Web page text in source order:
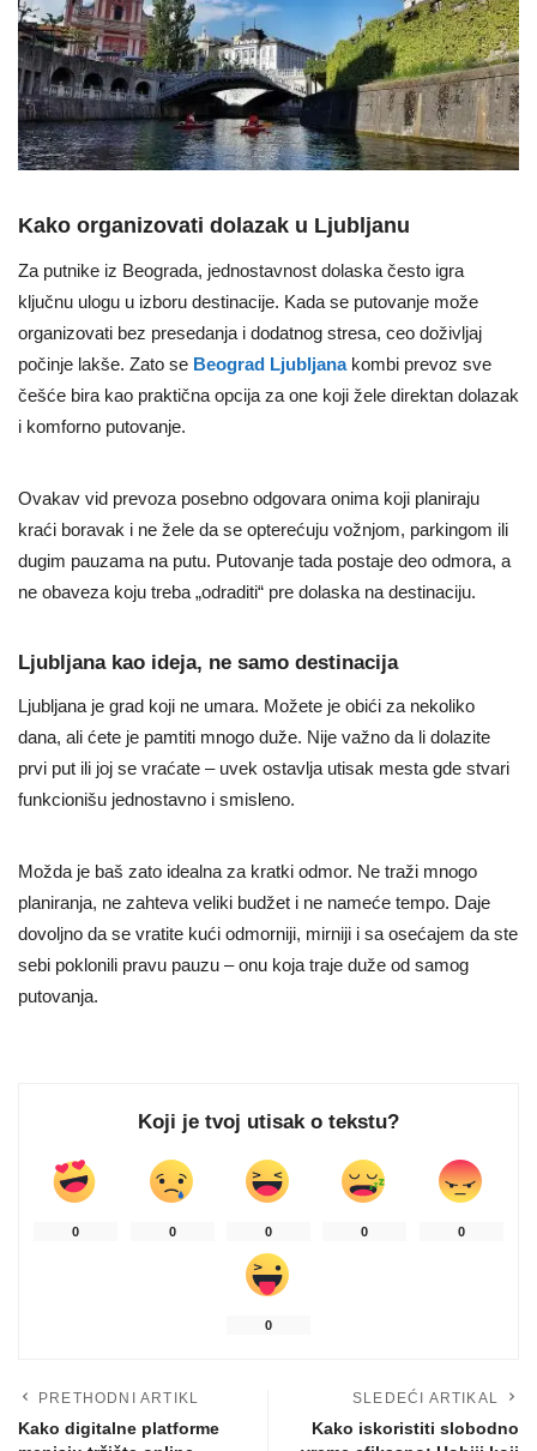
Kako organizovati dolazak u Ljubljanu
Za putnike iz Beograda, jednostavnost dolaska često igra
ključnu ulogu u izboru destinacije. Kada se putovanje može
organizovati bez presedanja i dodatnog stresa, ceo doživljaj
počinje lakše. Zato se Beograd Ljubljanakombi prevoz sve
češće bira kao praktična opcija za one koji žele direktan dolazak
i komforno putovanje.
Ovakav vid prevoza posebno odgovara onima koji planiraju
kraći boravak i ne žele da se opterećuju vožnjom, parkingom ili
dugim pauzama na putu. Putovanje tada postaje deo odmora, a
ne obaveza koju treba „odraditi“ pre dolaska na destinaciju.
Ljubljana kao ideja, ne samo destinacija
Ljubljana je grad koji ne umara. Možete je obići za nekoliko
dana, ali ćete je pamtiti mnogo duže. Nije važno da li dolazite
prvi put ili joj se vraćate – uvek ostavlja utisak mesta gde stvari
funkcionišu jednostavno i smisleno.
Možda je baš zato idealna za kratki odmor. Ne traži mnogo
planiranja, ne zahteva veliki budžet i ne nameće tempo. Daje
dovoljno da se vratite kući odmorniji, mirniji i sa osećajem da ste
sebi poklonili pravu pauzu – onu koja traje duže od samog
putovanja.
Koji je tvoj utisak o tekstu?
0 0 0 0 0
0
PRETHODNI ARTIKL
Kako digitalne platforme
SLEDEĆI ARTIKAL
Kako iskoristiti slobodno